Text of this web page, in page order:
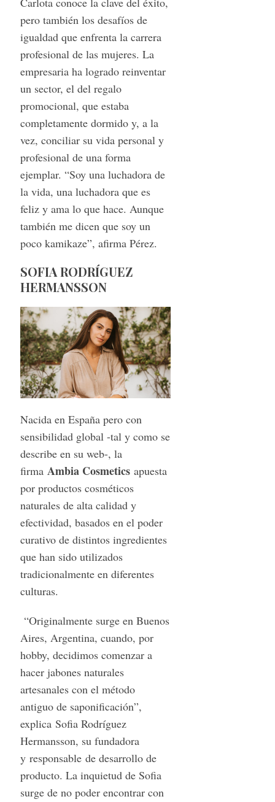
pero también los desafíos de
igualdad que enfrenta la carrera
profesional de las mujeres. La
empresaria ha logrado reinventar
un sector, el del regalo
promocional, que estaba
completamente dormido y, a la
vez, conciliar su vida personal y
profesional de una forma
ejemplar. “Soy una luchadora de
la vida, una luchadora que es
feliz y ama lo que hace. Aunque
también me dicen que soy un
poco kamikaze”, afirma Pérez.
SOFIA RODRÍGUEZ
HERMANSSON
Nacida en España pero con
sensibilidad global -tal y como se
describe en su web-, la
firma Ambia Cosmetics apuesta
por productos cosméticos
naturales de alta calidad y
efectividad, basados en el poder
curativo de distintos ingredientes
que han sido utilizados
tradicionalmente en diferentes
culturas.
“Originalmente surge en Buenos
Aires, Argentina, cuando, por
hobby, decidimos comenzar a
hacer jabones naturales
artesanales con el método
antiguo de saponificación”,
explica Sofia Rodríguez
Hermansson, su fundadora
y responsable de desarrollo de
producto. La inquietud de Sofia
surge de no poder encontrar con